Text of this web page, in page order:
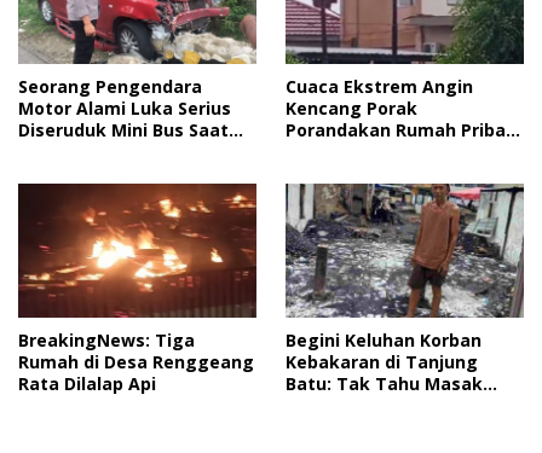
Seorang Pengendara
Motor Alami Luka Serius
Diseruduk Mini Bus Saat
Cuaca Ekstrem Angin
Kencang Porak
Porandakan Rumah Pribadi
BreakingNews: Tiga
Rumah di Desa Renggeang
Rata Dilalap Api
Begini Keluhan Korban
Kebakaran di Tanjung
Batu: Tak Tahu Masak